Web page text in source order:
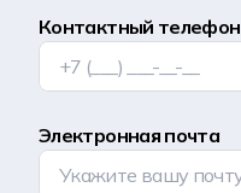
Контактный телефон
Электронная почта